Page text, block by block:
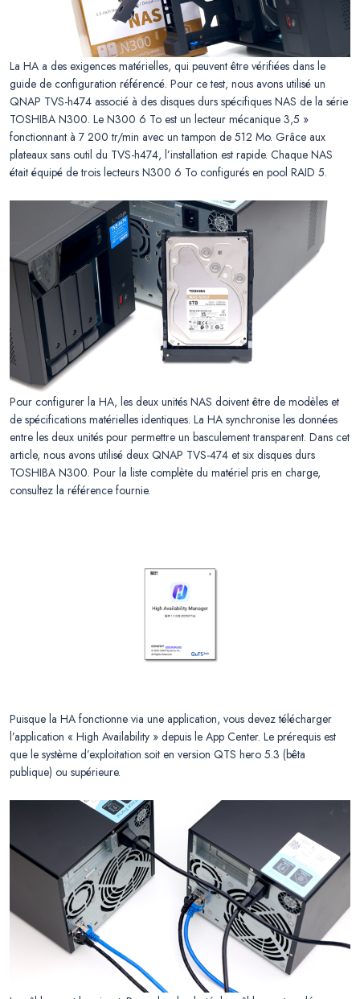
La HA a des exigences matérielles, qui peuvent être vérifiées dans le
guide de configuration référencé. Pour ce test, nous avons utilisé un
QNAP TVS-h474 associé à des disques durs spécifiques NAS de la série
TOSHIBA N300. Le N300 6 To est un lecteur mécanique 3,5 »
fonctionnant à 7 200 tr/min avec un tampon de 512 Mo. Grâce aux
plateaux sans outil du TVS-h474, l’installation est rapide. Chaque NAS
était équipé de trois lecteurs N300 6 To configurés en pool RAID 5.
Pour configurer la HA, les deux unités NAS doivent être de modèles et
de spécifications matérielles identiques. La HA synchronise les données
entre les deux unités pour permettre un basculement transparent. Dans cet
article, nous avons utilisé deux QNAP TVS-474 et six disques durs
TOSHIBA N300. Pour la liste complète du matériel pris en charge,
consultez la référence fournie.
Puisque la HA fonctionne via une application, vous devez télécharger
l’application « High Availability » depuis le App Center. Le prérequis est
que le système d’exploitation soit en version QTS hero 5.3 (bêta
publique) ou supérieure.